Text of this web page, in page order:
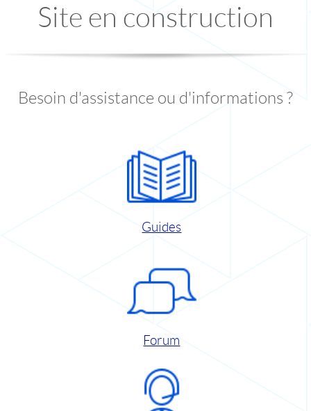
Site en construction
Besoin d'assistance ou d'informations ?
Guides
Forum